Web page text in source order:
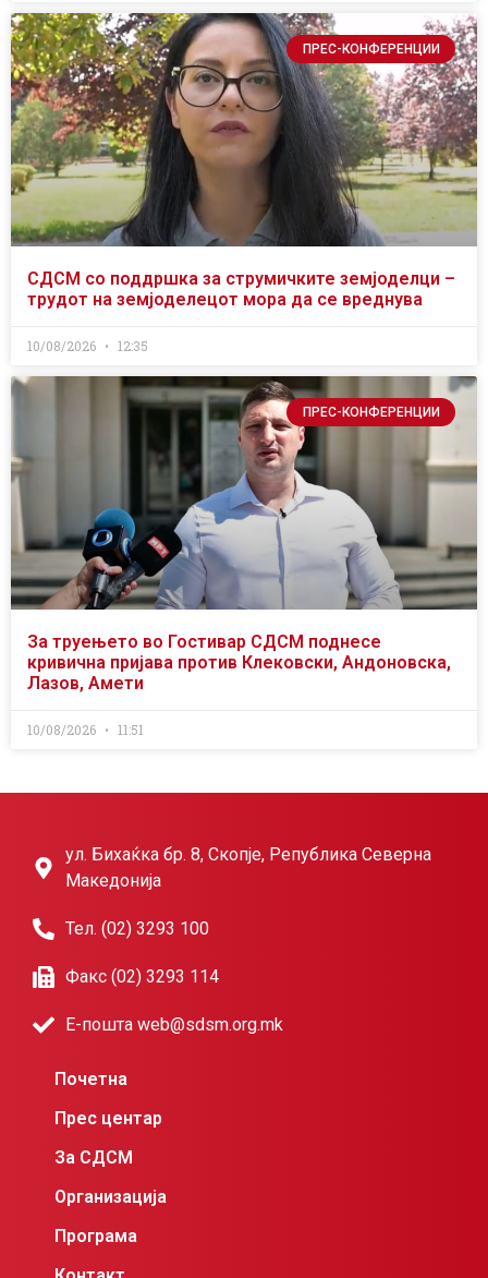
ПРЕС-КОНФЕРЕНЦИИ
СДСМ со поддршка за струмичките земјоделци –
трудот на земјоделецот мора да се вреднува
10/08/2026 12:35
ПРЕС-КОНФЕРЕНЦИИ
За труењето во Гостивар СДСМ поднесе
кривична пријава против Клековски, Андоновска,
Лазов, Амети
10/08/2026 11:51
ул. Бихаќка бр. 8, Скопје, Република Северна
Македонија
Тел. (02) 3293 100
Факс (02) 3293 114
Е-пошта web@sdsm.org.mk
Почетна
Прес центар
За СДСМ
Организација
Програма